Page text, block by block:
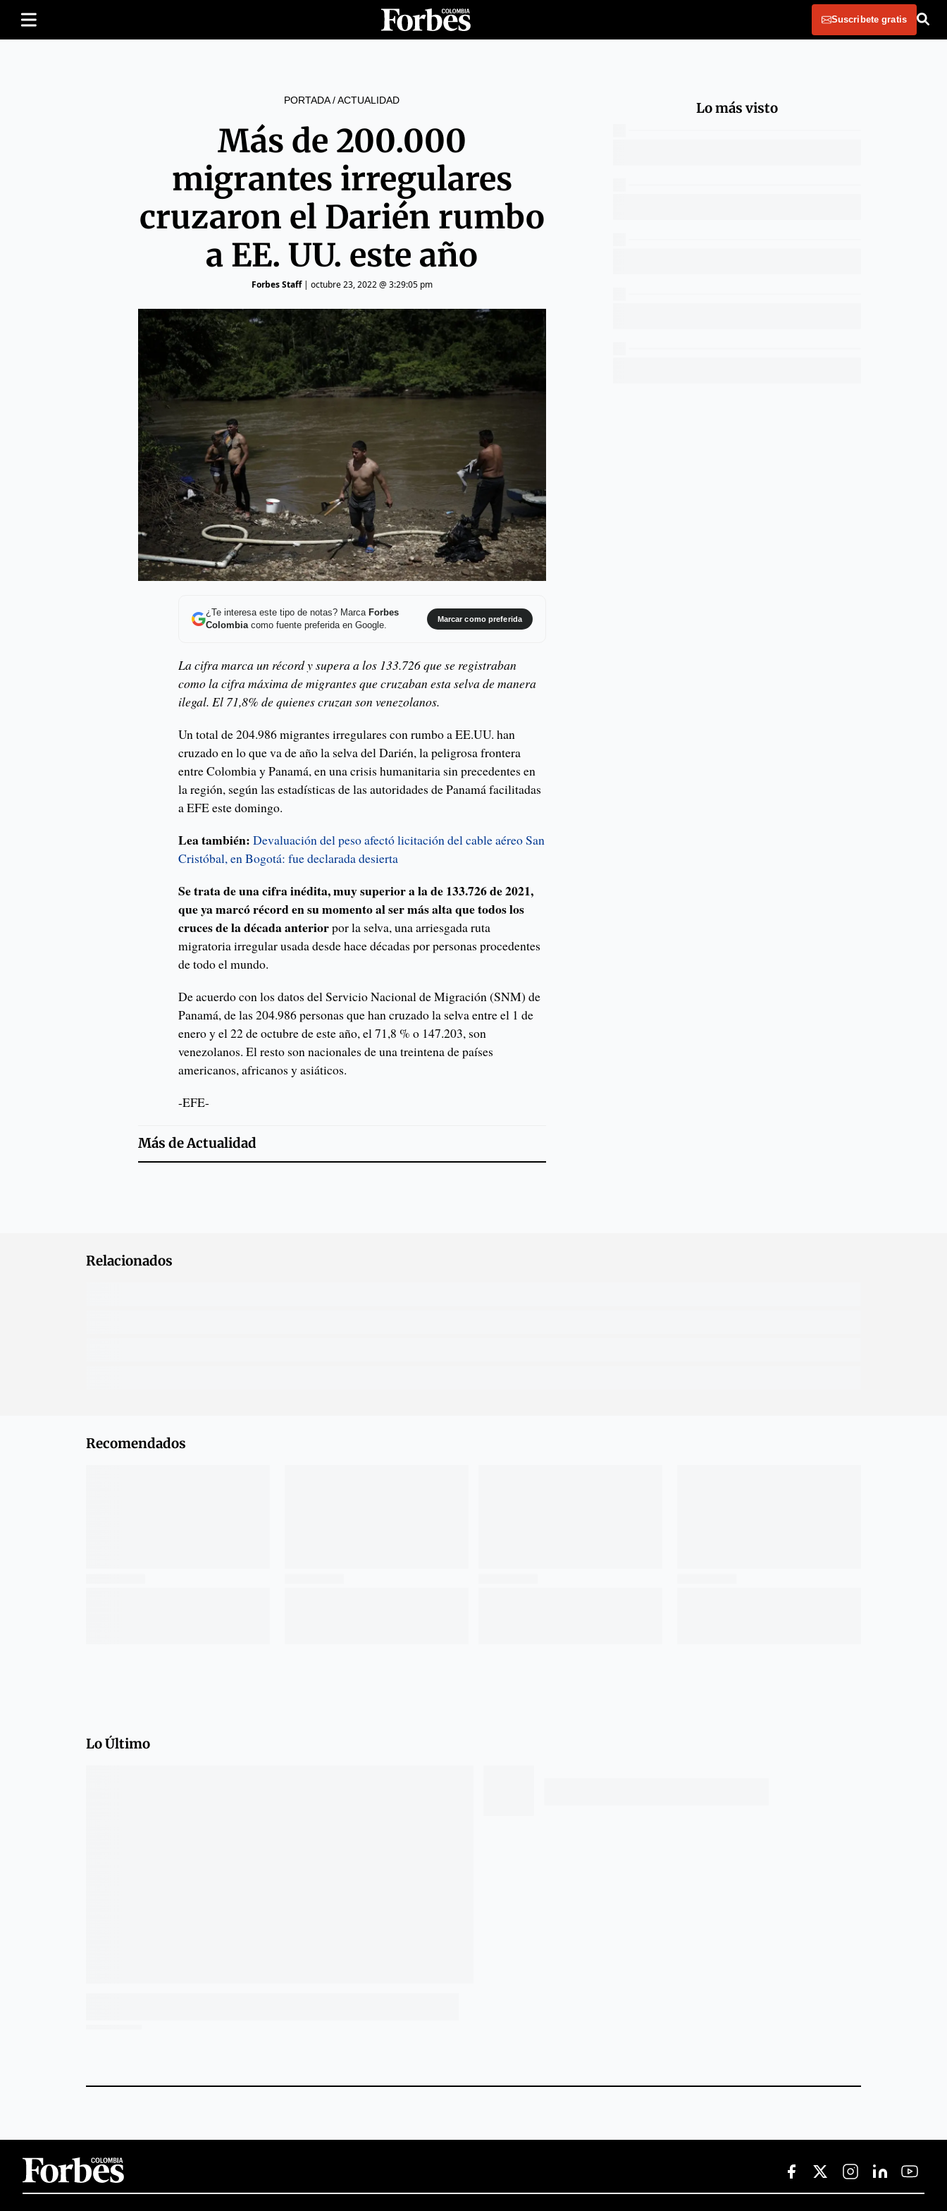
Suscribete gratis
PORTADA/ACTUALIDAD
Más de 200.000
migrantes irregulares
cruzaron el Darién rumbo
a EE. UU. este año
Forbes Staff| octubre 23, 2022 @ 3:29:05 pm
¿Te interesa este tipo de notas? Marca Forbes
Colombiacomo fuente preferida en Google.
Marcar como preferida
La cifra marca un récord y supera a los 133.726 que se registraban
como la cifra máxima de migrantes que cruzaban esta selva de manera
ilegal. El 71,8% de quienes cruzan son venezolanos.
Un total de 204.986 migrantes irregulares con rumbo a EE.UU. han
cruzado en lo que va de año la selva del Darién, la peligrosa frontera
entre Colombia y Panamá, en una crisis humanitaria sin precedentes en
la región, según las estadísticas de las autoridades de Panamá facilitadas
a EFE este domingo.
Lea también: Devaluación del peso afectó licitación del cable aéreo San
Cristóbal, en Bogotá: fue declarada desierta
Se trata de una cifra inédita, muy superior a la de 133.726 de 2021,
que ya marcó récord en su momento al ser más alta que todos los
cruces de la década anteriorpor la selva, una arriesgada ruta
migratoria irregular usada desde hace décadas por personas procedentes
de todo el mundo.
De acuerdo con los datos del Servicio Nacional de Migración (SNM) de
Panamá, de las 204.986 personas que han cruzado la selva entre el 1 de
enero y el 22 de octubre de este año, el 71,8 % o 147.203, son
venezolanos. El resto son nacionales de una treintena de países
americanos, africanos y asiáticos.
-EFE-
Más deActualidad
Lo más visto
Relacionados
Recomendados
Lo Último